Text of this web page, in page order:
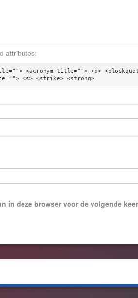
attributes:
<acronym title=""> <b>
<s> <strike> <strong>
in deze browser voor de volgende